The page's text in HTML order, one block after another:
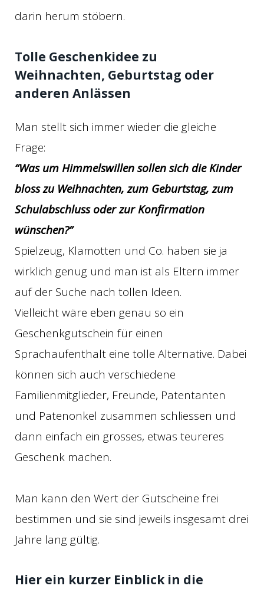
darin herum stöbern.
Tolle Geschenkidee zu
Weihnachten, Geburtstag oder
anderen Anlässen
Man stellt sich immer wieder die gleiche
Frage:
“Was um Himmelswillen sollen sich die Kinder
bloss zu Weihnachten, zum Geburtstag, zum
Schulabschluss oder zur Konfirmation
wünschen?”
Spielzeug, Klamotten und Co. haben sie ja
wirklich genug und man ist als Eltern immer
auf der Suche nach tollen Ideen.
Vielleicht wäre eben genau so ein
Geschenkgutschein für einen
Sprachaufenthalt eine tolle Alternative. Dabei
können sich auch verschiedene
Familienmitglieder, Freunde, Patentanten
und Patenonkel zusammen schliessen und
dann einfach ein grosses, etwas teureres
Geschenk machen.
Man kann den Wert der Gutscheine frei
bestimmen und sie sind jeweils insgesamt drei
Jahre lang gültig.
Hier ein kurzer Einblick in die